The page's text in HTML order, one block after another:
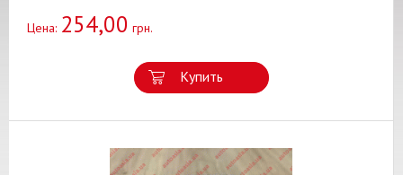
Цена: 254,00 грн.
Купить